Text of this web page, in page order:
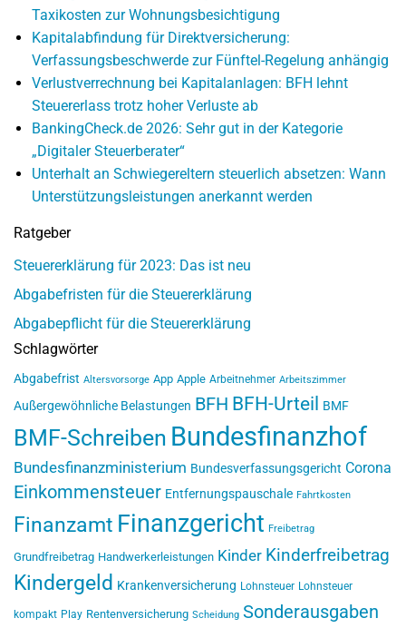
Taxikosten zur Wohnungsbesichtigung
Kapitalabfindung für Direktversicherung:
Verfassungsbeschwerde zur Fünftel-Regelung anhängig
Verlustverrechnung bei Kapitalanlagen: BFH lehnt
Steuererlass trotz hoher Verluste ab
BankingCheck.de 2026: Sehr gut in der Kategorie
„Digitaler Steuerberater“
Unterhalt an Schwiegereltern steuerlich absetzen: Wann
Unterstützungsleistungen anerkannt werden
Ratgeber
Steuererklärung für 2023: Das ist neu
Abgabefristen für die Steuererklärung
Abgabepflicht für die Steuererklärung
Schlagwörter
Abgabefrist Altersvorsorge App Apple Arbeitnehmer Arbeitszimmer
Außergewöhnliche Belastungen BFH BFH-Urteil BMF
BMF-Schreiben Bundesfinanzhof
Bundesfinanzministerium Bundesverfassungsgericht Corona
Einkommensteuer Entfernungspauschale Fahrtkosten
Finanzamt Finanzgericht Freibetrag
Grundfreibetrag Handwerkerleistungen Kinder Kinderfreibetrag
Kindergeld Krankenversicherung Lohnsteuer Lohnsteuer
kompakt Play Rentenversicherung Scheidung Sonderausgaben